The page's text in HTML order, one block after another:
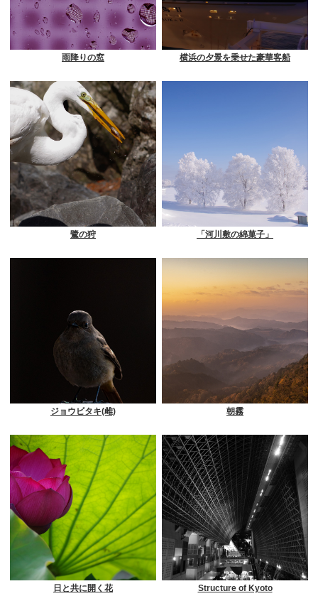
雨降りの窓 横浜の夕景を乗せた豪華客船
鷺の狩 「河川敷の綿菓子」
ジョウビタキ(雌) 朝霧
日と共に開く花 Structure of Kyoto